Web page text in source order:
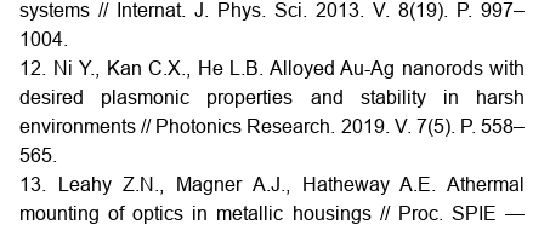
systems // Internat. J. Phys. Sci. 2013. V. 8(19). P. 997–
1004.
12. Ni Y., Kan C.X., He L.B. Alloyed Au-Ag nanorods with
desired plasmonic properties and stability in harsh
environments // Photonics Research. 2019. V. 7(5). P. 558–
565.
13. Leahy Z.N., Magner A.J., Hatheway A.E. Athermal
mounting of optics in metallic housings // Proc. SPIE —